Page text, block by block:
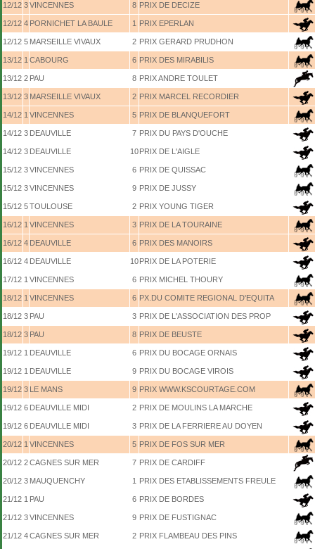
12/12 3VINCENNES 8 PRIX DE DECIZE
12/12 4 PORNICHET LA BAULE 1 PRIX EPERLAN
12/12 5 MARSEILLE VIVAUX 2 PRIX GERARD PRUDHON
13/12 1 CABOURG 6 PRIX DES MIRABILIS
13/12 2 PAU 8 PRIX ANDRE TOULET
13/12 3 MARSEILLE VIVAUX 2 PRIX MARCEL RECORDIER
14/12 1 VINCENNES 5 PRIX DE BLANQUEFORT
14/12 3 DEAUVILLE 7 PRIX DU PAYS D'OUCHE
14/12 3 DEAUVILLE 10PRIX DE L'AIGLE
15/12 3VINCENNES 6 PRIX DE QUISSAC
15/12 3VINCENNES 9 PRIX DE JUSSY
15/12 5TOULOUSE 2 PRIX YOUNG TIGER
16/12 1 VINCENNES 3 PRIX DE LA TOURAINE
16/12 4 DEAUVILLE 6 PRIX DES MANOIRS
16/12 4 DEAUVILLE 10PRIX DE LA POTERIE
17/12 1 VINCENNES 6 PRIX MICHEL THOURY
18/12 1 VINCENNES 6 PX.DU COMITE REGIONAL D'EQUITA
18/12 3 PAU 3 PRIX DE L'ASSOCIATION DES PROP
18/12 3 PAU 8 PRIX DE BEUSTE
19/12 1 DEAUVILLE 6 PRIX DU BOCAGE ORNAIS
19/12 1 DEAUVILLE 9 PRIX DU BOCAGE VIROIS
19/12 3 LE MANS 9 PRIX WWW.KSCOURTAGE.COM
19/12 6 DEAUVILLE MIDI 2 PRIX DE MOULINS LA MARCHE
19/12 6 DEAUVILLE MIDI 3 PRIX DE LA FERRIERE AU DOYEN
20/12 1 VINCENNES 5 PRIX DE FOS SUR MER
20/12 2CAGNES SUR MER 7 PRIX DE CARDIFF
20/12 3 MAUQUENCHY 1 PRIX DES ETABLISSEMENTS FREULE
21/12 1 PAU 6 PRIX DE BORDES
21/12 3VINCENNES 9 PRIX DE FUSTIGNAC
21/12 4CAGNES SUR MER 2 PRIX FLAMBEAU DES PINS